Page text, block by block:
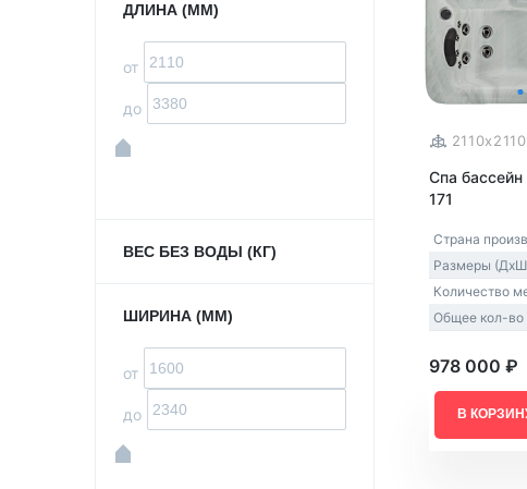
ДЛИНА (ММ)
от
до
ВЕС БЕЗ ВОДЫ (КГ)
ШИРИНА (ММ)
от
до
Спа
171
Страна
Размеры
Количество
Общее кол-во
978 000 ₽
В